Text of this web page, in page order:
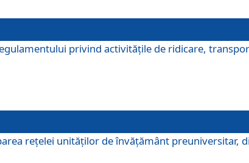
privind activitățile de ridicare,
rețelei unităților de învăţământ preuniversitar,